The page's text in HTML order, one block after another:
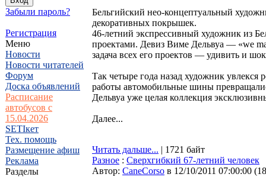
Забыли пароль?
Регистрация
Меню
Новости
Новости читателей
Форум
Доска объявлений
Расписание
автобусов с
15.04.2026
SETIкет
Тех. помощь
Размещение афиш
Реклама
Разделы
Бельгийский нео-концептуальный
декоративных покрышек.
46-летний экспрессивный художник из
проектами. Девиз Виме Дельвуа — «we
задача всех его проектов — удивить и
Так четыре года назад художник
работы автомобильные шины
Дельвуа уже целая коллекция
Далее...
Читать дальше... | 1721 байт
Разное : Сверхгибкий 67-летний человек
Автор: CaneCorso в 12/10/2011 07:00:00 (